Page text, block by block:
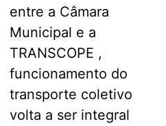
entre a Câmara
Municipal e a
TRANSCOPE ,
funcionamento do
transporte coletivo
volta a ser integral